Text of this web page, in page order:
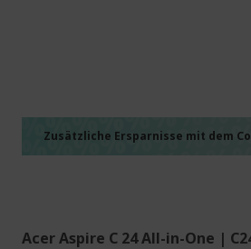
Zusätzliche Ersparnisse mit dem
Acer Aspire C 24 All-in-One |